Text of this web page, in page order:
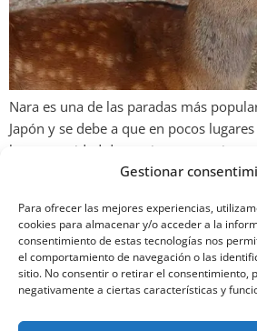
Gestionar
Para ofrecer las mejores experiencias,
cookies para almacenar y/o acceder a la
consentimiento de estas tecnologías nos
el comportamiento de navegación o las
sitio. No consentir o retirar el consentimiento,
negativamente a ciertas características y
Nara es una de las paradas más
Japón y se debe a que en pocos
la oportunidad de caminar entre
bienvenida. Hay que recordar que